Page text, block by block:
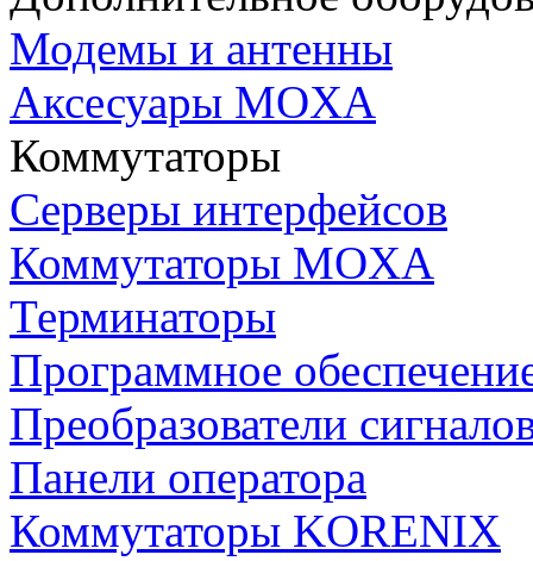
Модемы и антенны
Аксесуары MOXA
Коммутаторы
Серверы интерфейсов
Коммутаторы MOXA
Терминаторы
Программное
Преобразователи
Панели оператора
Коммутаторы KORENIX